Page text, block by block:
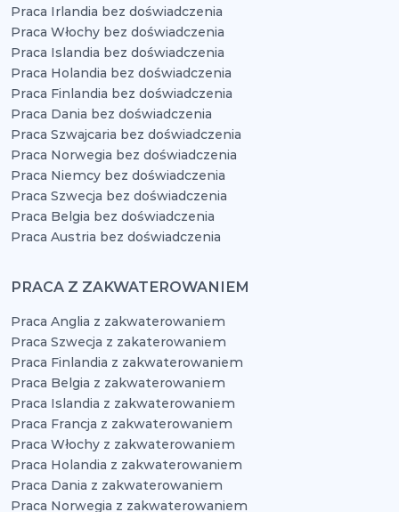
Praca Irlandia bez doświadczenia
Praca Włochy bez doświadczenia
Praca Islandia bez doświadczenia
Praca Holandia bez doświadczenia
Praca Finlandia bez doświadczenia
Praca Dania bez doświadczenia
Praca Szwajcaria bez doświadczenia
Praca Norwegia bez doświadczenia
Praca Niemcy bez doświadczenia
Praca Szwecja bez doświadczenia
Praca Belgia bez doświadczenia
Praca Austria bez doświadczenia
PRACA Z ZAKWATEROWANIEM
Praca Anglia z zakwaterowaniem
Praca Szwecja z zakaterowaniem
Praca Finlandia z zakwaterowaniem
Praca Belgia z zakwaterowaniem
Praca Islandia z zakwaterowaniem
Praca Francja z zakwaterowaniem
Praca Włochy z zakwaterowaniem
Praca Holandia z zakwaterowaniem
Praca Dania z zakwaterowaniem
Praca Norwegia z zakwaterowaniem